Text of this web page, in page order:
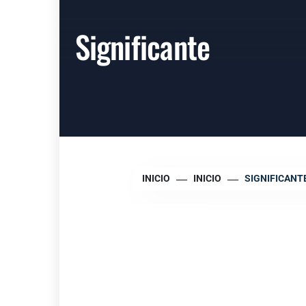
Significante
INICIO INICIO